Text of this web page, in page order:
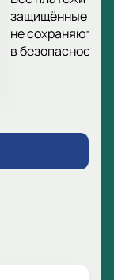
защищённые
не сохраняются
в безопасности.